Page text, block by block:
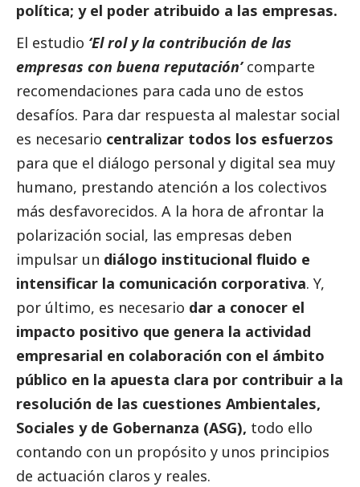
política; y el poder atribuido a las empresas.
El estudio ‘El rol y la contribución de las
empresas con buena reputación’comparte
recomendaciones para cada uno de estos
desafíos. Para dar respuesta al malestar social
es necesario centralizar todos los esfuerzos
para que el diálogo personal y digital sea muy
humano, prestando atención a los colectivos
más desfavorecidos. A la hora de afrontar la
polarización social, las empresas deben
impulsar un diálogo institucional fluido e
intensificar la comunicación corporativa. Y,
por último, es necesario dar a conocer el
impacto positivo que genera la actividad
empresarial en colaboración con el ámbito
público en la apuesta clara por contribuir a la
resolución de las cuestiones Ambientales,
Sociales y de Gobernanza (ASG), todo ello
contando con un propósito y unos principios
de actuación claros y reales.